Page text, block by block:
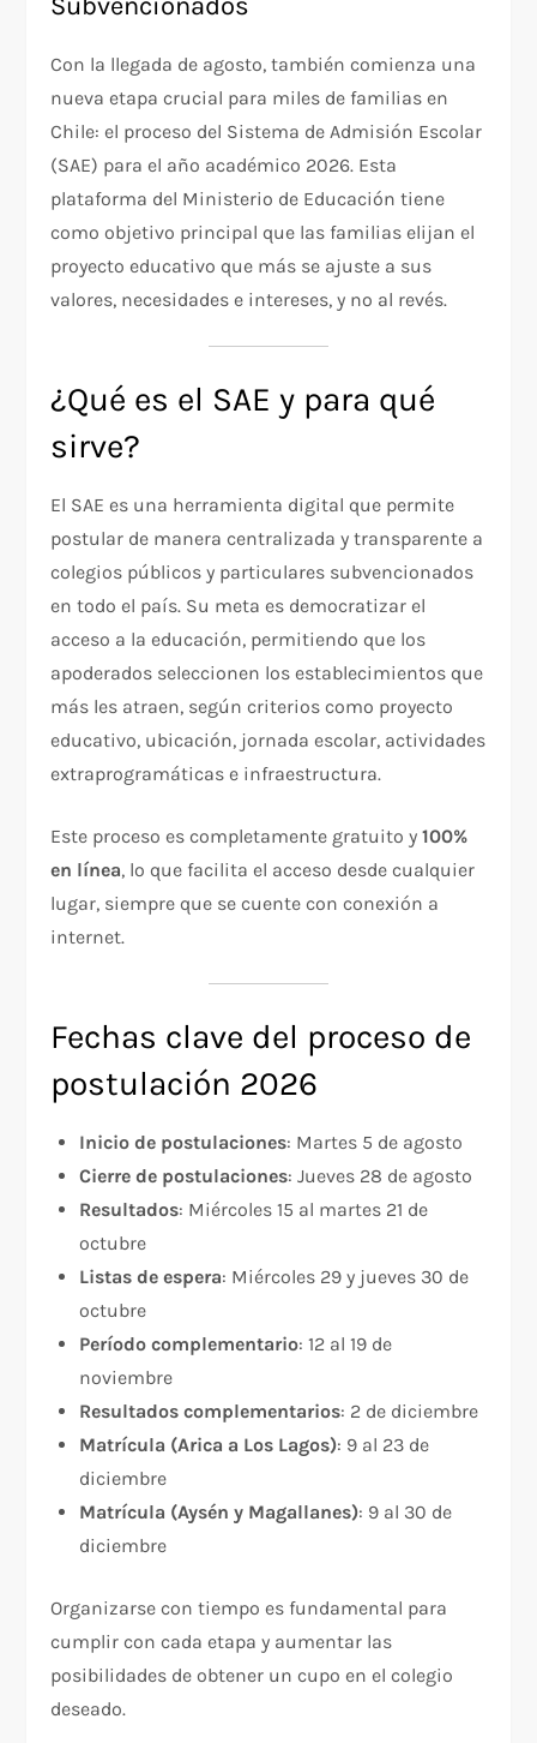
Con la llegada de agosto, también comienza una
nueva etapa crucial para miles de familias en
Chile: el proceso del Sistema de Admisión Escolar
(SAE) para el año académico 2026. Esta
plataforma del Ministerio de Educación tiene
como objetivo principal que las familias elijan el
proyecto educativo que más se ajuste a sus
valores, necesidades e intereses, y no al revés.
¿Qué es el SAE y para qué
sirve?
El SAE es una herramienta digital que permite
postular de manera centralizada y transparente a
colegios públicos y particulares subvencionados
en todo el país. Su meta es democratizar el
acceso a la educación, permitiendo que los
apoderados seleccionen los establecimientos que
más les atraen, según criterios como proyecto
educativo, ubicación, jornada escolar, actividades
extraprogramáticas e infraestructura.
Este proceso es completamente gratuito y100%
en línea, lo que facilita el acceso desde cualquier
lugar, siempre que se cuente con conexión a
internet.
Fechas clave del proceso de
postulación 2026
Inicio de postulaciones: Martes 5 de agosto
Cierre de postulaciones: Jueves 28 de agosto
Resultados: Miércoles 15 al martes 21 de
octubre
Listas de espera: Miércoles 29 y jueves 30 de
octubre
Período complementario: 12 al 19 de
noviembre
Resultados complementarios: 2 de diciembre
Matrícula (Arica a Los Lagos): 9 al 23 de
diciembre
Matrícula (Aysén y Magallanes): 9 al 30 de
diciembre
Organizarse con tiempo es fundamental para
cumplir con cada etapa y aumentar las
posibilidades de obtener un cupo en el colegio
deseado.